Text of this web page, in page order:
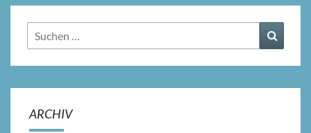
Suchen
nach:
ARCHIV